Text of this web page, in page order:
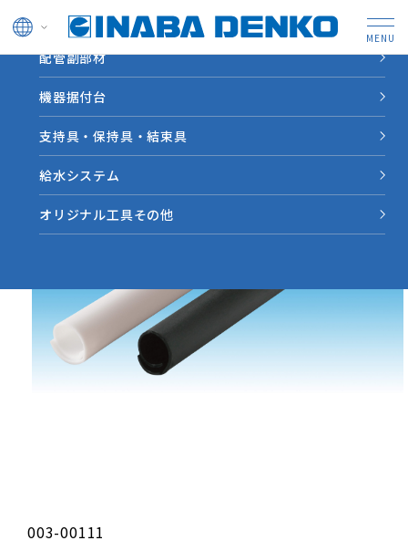
ドレン管
配管副部材
機器据付台
支持具・保持具・結束具
給水システム
オリジナル工具その他
HOME 製品情報 【BC3】吊りボルト用化粧カバー
003-00111